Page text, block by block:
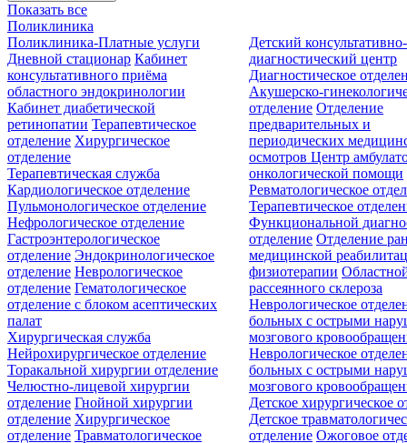
Показать все
Поликлиника
Поликлиника-Платные услуги
Дневной стационар Кабинет
консультативного приёма
областного эндокринологии
Кабинет диабетической
ретинопатии Терапевтическое
отделение Хирургическое
отделение
Детский консультативно-
диагностический центр
Диагностическое
Акушерско-
отделение Отделение
предварительных и
периодических
осмотровЦентр
онкологической помощи
Терапевтическая служба
Кардиологическое отделение
Пульмонологическое отделение
Нефрологическое отделение
Гастроэнтерологическое
отделение Эндокринологическое
отделение Неврологическое
отделение Гематологическое
отделение c блоком асептических
палат
Ревматологическое
Терапевтическое
Функциональной
отделение Отделение
медицинской
физиотерапии
рассеянного склероза
Неврологическое
больных с острыми
мозгового
Неврологическое
больных с острыми
мозгового
Хирургическая служба
Нейрохирургическое отделение
Торакальной хирургии отделение
Челюстно-лицевой хирургии
отделение Гнойной хирургии
отделение Хирургическое
отделение Травматологическое
Детское хирургическое
Детское
отделение Ожоговое